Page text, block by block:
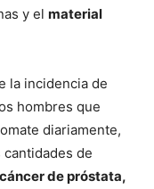
y el material
la incidencia de
hombres que
diariamente,
de
de próstata,